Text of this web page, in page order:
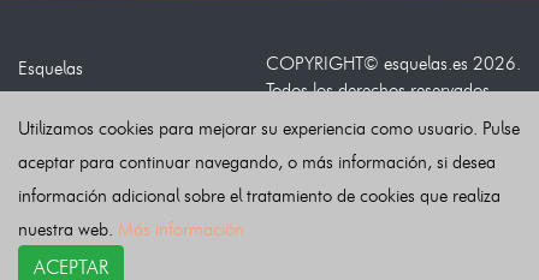
Esquelas
Noticias
Buscador
Condiciones de uso
Contacto
COPYRIGHT© esquelas.es 2026.
Todos los derechos reservados.
Política de privacidad
Política de Cookies
Utilizamos cookies para mejorar su experiencia como usuario. Pulse
aceptar para continuar navegando, o más información, si desea
información adicional sobre el tratamiento de cookies que realiza
nuestra web. Más información
ACEPTAR